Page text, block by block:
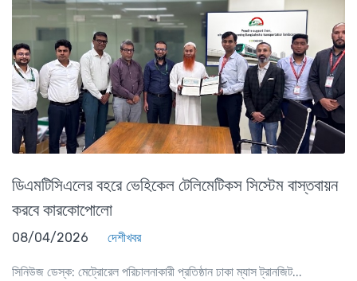
ডিএমটিসিএলের বহরে ভেহিকেল টেলিমেটিকস সিস্টেম বাস্তবায়ন
করবে কারকোপোলো
08/04/2026 দেশীখবর
সিনিউজ ডেস্ক: মেট্রোরেল পরিচালনাকারী প্রতিষ্ঠান ঢাকা ম্যাস ট্রানজিট...